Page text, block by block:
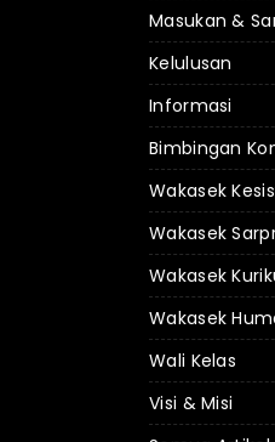
Masukan &
Kelulusan
Informasi
Bimbingan
Wakasek
Wakasek
Wakasek
Wakasek
Wali Kelas
Visi & Misi